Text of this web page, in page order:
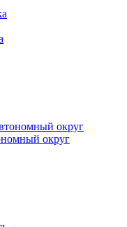
округ
округ